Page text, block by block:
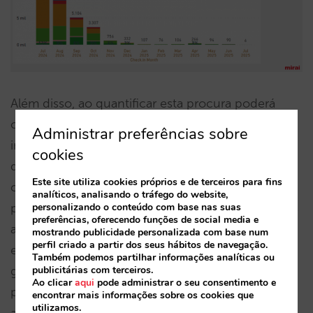
Além disso, ao quantificar esta procura poderá
calcular o custo de oportunidade associado. Isso
implica ter uma estimativa das receitas potenciais
que não foram geradas devido às reservas não
concretizadas, levando em conta fatores como o
preço médio e a capacidade perdida nos períodos
analisados. Este exercício permite ter uma
estimativa das receitas potenciais que poderia ter
gerado se tivesse convertido ou captado essa
procura o que fornece uma base para priorizar
Administrar preferências sobre
cookies
Este site utiliza cookies próprios e de terceiros para fins
analíticos, analisando o tráfego do website,
personalizando o conteúdo com base nas suas
preferências, oferecendo funções de social media e
mostrando publicidade personalizada com base num
perfil criado a partir dos seus hábitos de navegação.
Também podemos partilhar informações analíticas ou
publicitárias com terceiros.
Ao clicaraqui pode administrar o seu consentimento e
encontrar mais informações sobre os cookies que
utilizamos.